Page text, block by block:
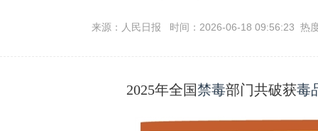
来源：人民日报 时间：2026-06-18 09:56:23 热
2025年全国禁毒部门共破获毒